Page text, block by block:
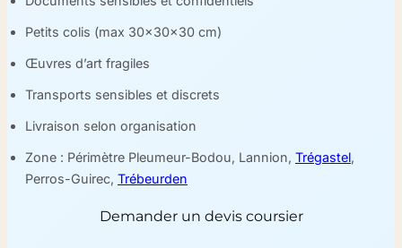
Petits colis (max 30x30x30 cm)
Œuvres d’art fragiles
Transports sensibles et discrets
Livraison selon organisation
Zone : Périmètre Pleumeur-Bodou, Lannion, Trégastel,
Perros-Guirec, Trébeurden
Demander un devis coursier